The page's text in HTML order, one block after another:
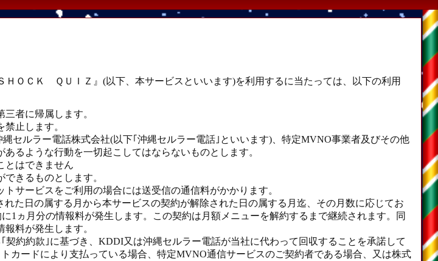
ＯＣＫ ＱＵＩＺ』(以下、本サービスといいます)を利用するに当たっては、以下の利用
者に帰属します。
止します。
セルラー電話株式会社(以下｢沖縄セルラー電話｣といいます)、特定MVNO事業者及びその他
るような行動を一切起こしてはならないものとします。
とはできません
きるものとします。
サービスをご利用の場合には送受信の通信料がかかります。
た日の属する月から本サービスの契約が解除された日の属する月迄、その月数に応じてお
1ヵ月分の情報料が発生します。この契約は月額メニューを解約するまで継続されます。同
料が発生します。
約約款｣に基づき、KDDI又は沖縄セルラー電話が当社に代わって回収することを承諾して
カードにより支払っている場合、特定MVNO通信サービスのご契約者である場合、又は株式